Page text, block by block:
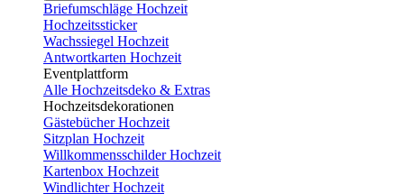
Briefumschläge Hochzeit
Hochzeitssticker
Wachssiegel Hochzeit
Antwortkarten Hochzeit
Eventplattform
Alle Hochzeitsdeko & Extras
Hochzeitsdekorationen
Gästebücher Hochzeit
Sitzplan Hochzeit
Willkommensschilder Hochzeit
Kartenbox Hochzeit
Windlichter Hochzeit